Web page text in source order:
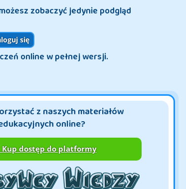
zobaczyć jedynie podgląd
się
online w pełnej wersji.
z naszych materiałów
online?
Kup dostęp do platformy